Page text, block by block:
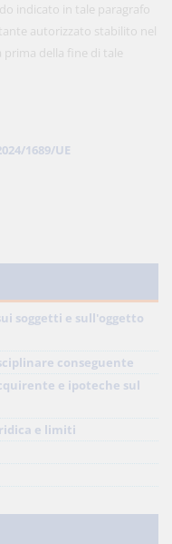
indicato in tale paragrafo
autorizzato stabilito nel
prima della fine di tale
1689/UE
soggetti e sull'oggetto
conseguente
e ipoteche sul
e limiti